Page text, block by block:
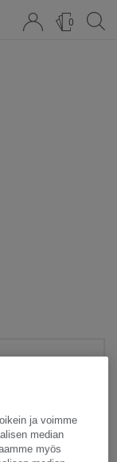
0
ja voimme
median
myös